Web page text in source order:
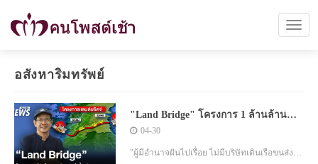
อสังหาริมทรัพย์
"Land Bridge" โครงการ 1 ล้านล้าน
บาทกับการตำน้ำพริกละลายทะเล
04-30
"ผู้มีอำนาจฝันไปเรื่อย ไม่มีบริษัทเดินเรือขนส่ง